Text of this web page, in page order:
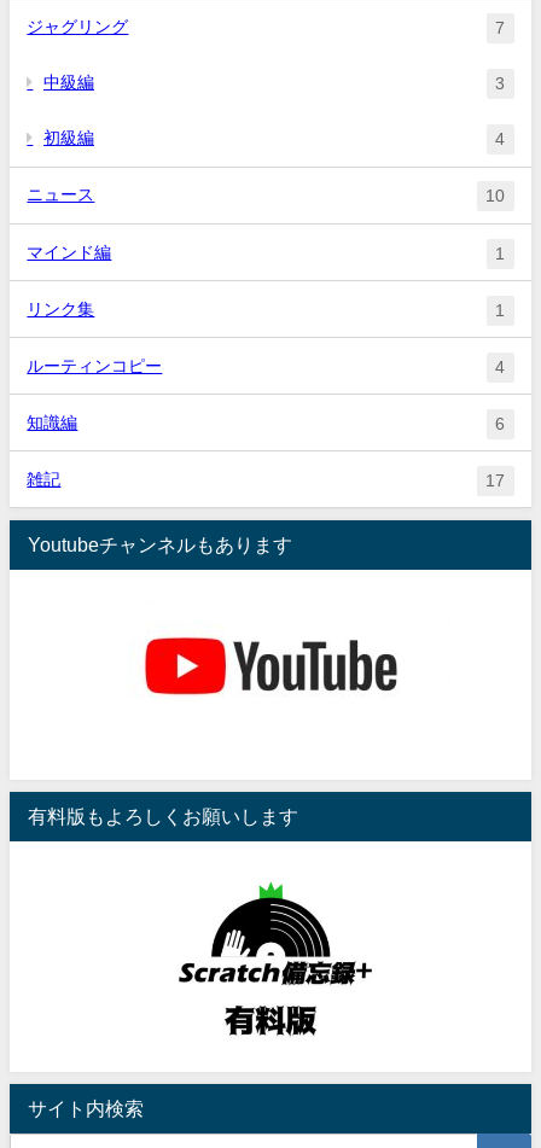
ジャグリング 7
中級編 3
初級編 4
ニュース 10
マインド編 1
リンク集 1
ルーティンコピー 4
知識編 6
雑記 17
Youtubeチャンネルもあります
有料版もよろしくお願いします
サイト内検索